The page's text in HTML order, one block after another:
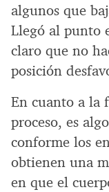
algunos que
Llegó al punto
claro que no
posición
En cuanto a la
proceso, es
conforme los
obtienen una
en que el